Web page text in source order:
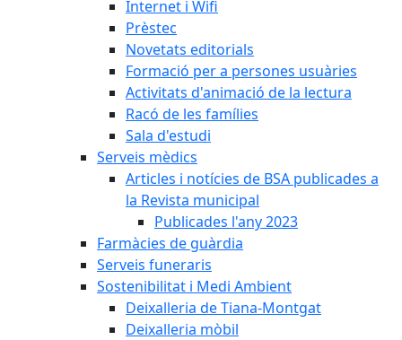
Internet i Wifi
Prèstec
Novetats editorials
Formació per a persones usuàries
Activitats d'animació de la lectura
Racó de les famílies
Sala d'estudi
Serveis mèdics
Articles i notícies de BSA publicades a
la Revista municipal
Publicades l'any 2023
Farmàcies de guàrdia
Serveis funeraris
Sostenibilitat i Medi Ambient
Deixalleria de Tiana-Montgat
Deixalleria mòbil